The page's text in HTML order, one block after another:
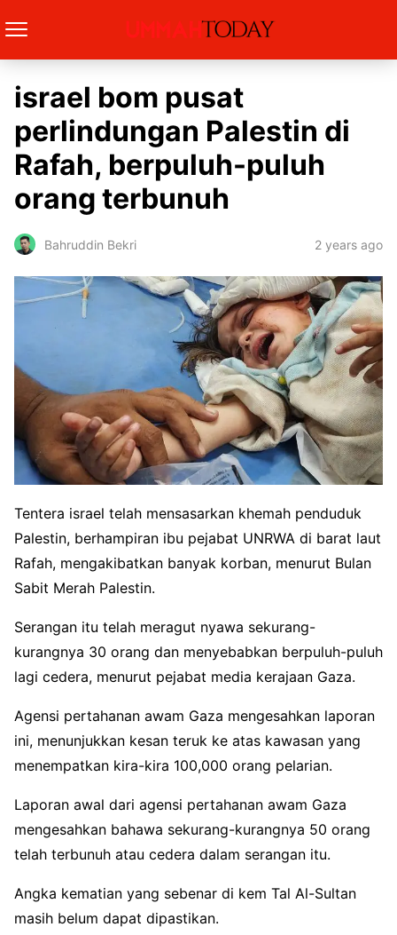
israel bom pusat
perlindungan Palestin di
Rafah, berpuluh-puluh
orang terbunuh
Bahruddin Bekri 2 years ago
Tentera israel telah mensasarkan khemah penduduk
Palestin, berhampiran ibu pejabat UNRWA di barat laut
Rafah, mengakibatkan banyak korban, menurut Bulan
Sabit Merah Palestin.
Serangan itu telah meragut nyawa sekurang-
kurangnya 30 orang dan menyebabkan berpuluh-puluh
lagi cedera, menurut pejabat media kerajaan Gaza.
Agensi pertahanan awam Gaza mengesahkan laporan
ini, menunjukkan kesan teruk ke atas kawasan yang
menempatkan kira-kira 100,000 orang pelarian.
Laporan awal dari agensi pertahanan awam Gaza
mengesahkan bahawa sekurang-kurangnya 50 orang
telah terbunuh atau cedera dalam serangan itu.
Angka kematian yang sebenar di kem Tal Al-Sultan
masih belum dapat dipastikan.